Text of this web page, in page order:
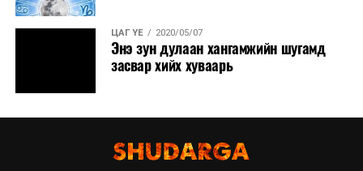
ЦАГ ҮЕ 2020/05/07
Энэ зун дулаан хангамжийн шугамд
засвар хийх хуваарь